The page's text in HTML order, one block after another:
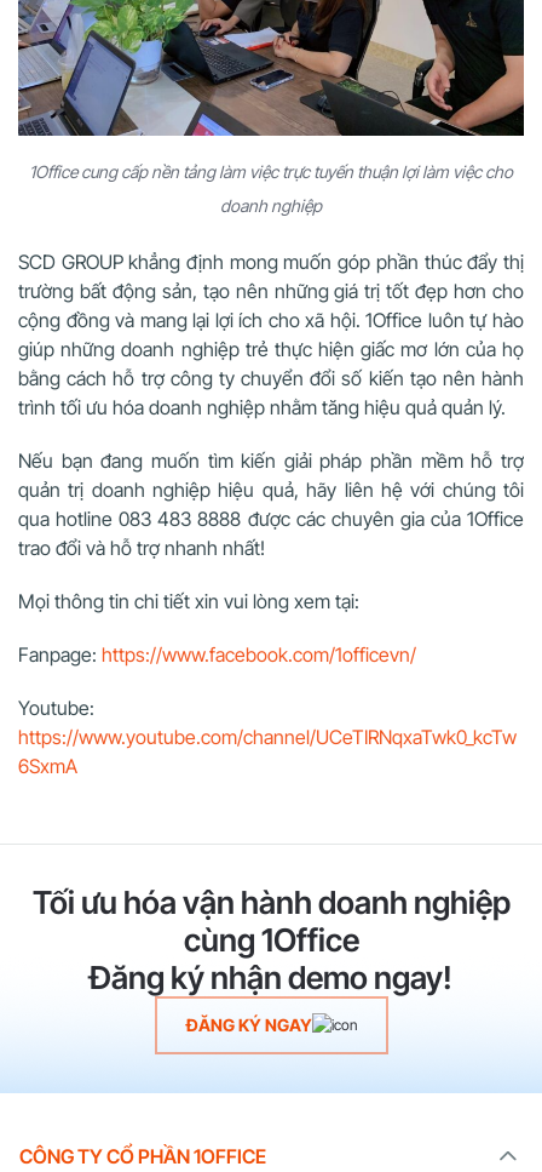
1Office cung cấp nền tảng làm việc trực tuyến thuận lợi làm việc cho
doanh nghiệp
SCD GROUP khẳng định mong muốn góp phần thúc đẩy thị
trường bất động sản, tạo nên những giá trị tốt đẹp hơn cho
cộng đồng và mang lại lợi ích cho xã hội. 1Office luôn tự hào
giúp những doanh nghiệp trẻ thực hiện giấc mơ lớn của họ
bằng cách hỗ trợ công ty chuyển đổi số kiến tạo nên hành
trình tối ưu hóa doanh nghiệp nhằm tăng hiệu quả quản lý.
Nếu bạn đang muốn tìm kiến giải pháp phần mềm hỗ trợ
quản trị doanh nghiệp hiệu quả, hãy liên hệ với chúng tôi
qua hotline083 483 8888 được các chuyên gia của 1Office
trao đổi và hỗ trợ nhanh nhất!
Mọi thông tin chi tiết xin vui lòng xem tại:
Fanpage: https://www.facebook.com/1officevn/
Youtube:
https://www.youtube.com/channel/UCeTIRNqxaTwk0_kcTw
6SxmA
Tối ưu hóa vận hành doanh nghiệp
cùng 1Office
Đăng ký nhận demo ngay!
ĐĂNG KÝ NGAY
CÔNG TY CỔ PHẦN 1OFFICE